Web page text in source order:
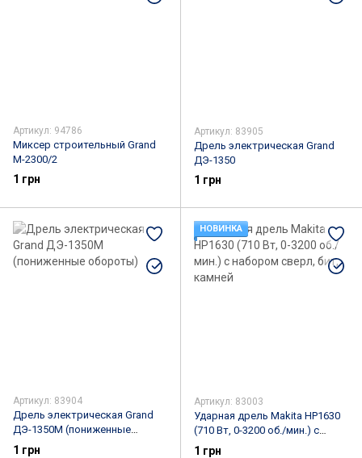
Артикул: 94786
Миксер строительный Grand
М-2300/2
1 грн
Артикул: 83905
Дрель электрическая Grand
ДЭ-1350
1 грн
Артикул: 83904
Дрель электрическая Grand
ДЭ-1350М (пониженные
обороты)
1 грн
НОВИНКА
Артикул: 83003
Ударная дрель Makita HP1630
(710 Вт, 0-3200 об./мин.) с
набором сверл, бит, камней
1 грн